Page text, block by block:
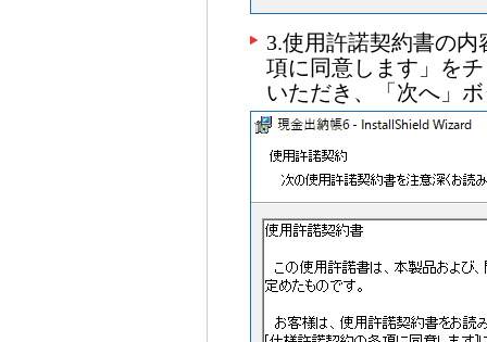
3.使用許諾契約書の
項に同意します」を
いただき、「次へ」